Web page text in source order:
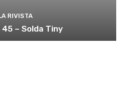
RIVISTA
45 – Solda Tiny